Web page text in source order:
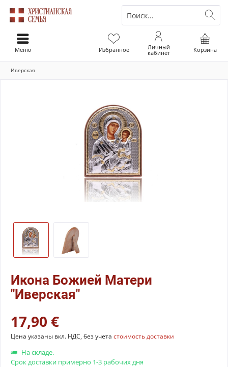
Корзина
Избранное Личный
кабинет
Меню
Иверская
Икона Божией Матери
"Иверская"
17,90 €
Цена указаны вкл. НДС, без учета стоимость доставки
На складе.
Срок доставки примерно 1-3 рабочих дня